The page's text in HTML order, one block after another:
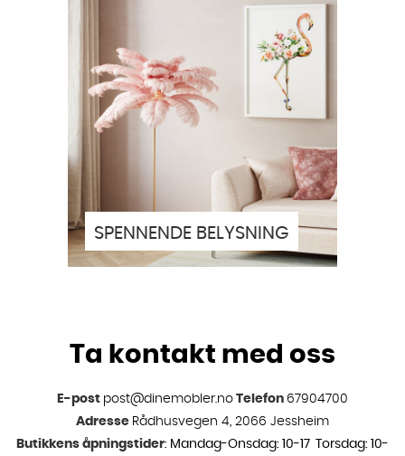
SPENNENDE BELYSNING
Ta kontakt med oss
E-post post@dinemobler.no Telefon 67904700
Adresse Rådhusvegen 4, 2066 Jessheim
Butikkens åpningstider: Mandag-Onsdag: 10-17 Torsdag: 10-